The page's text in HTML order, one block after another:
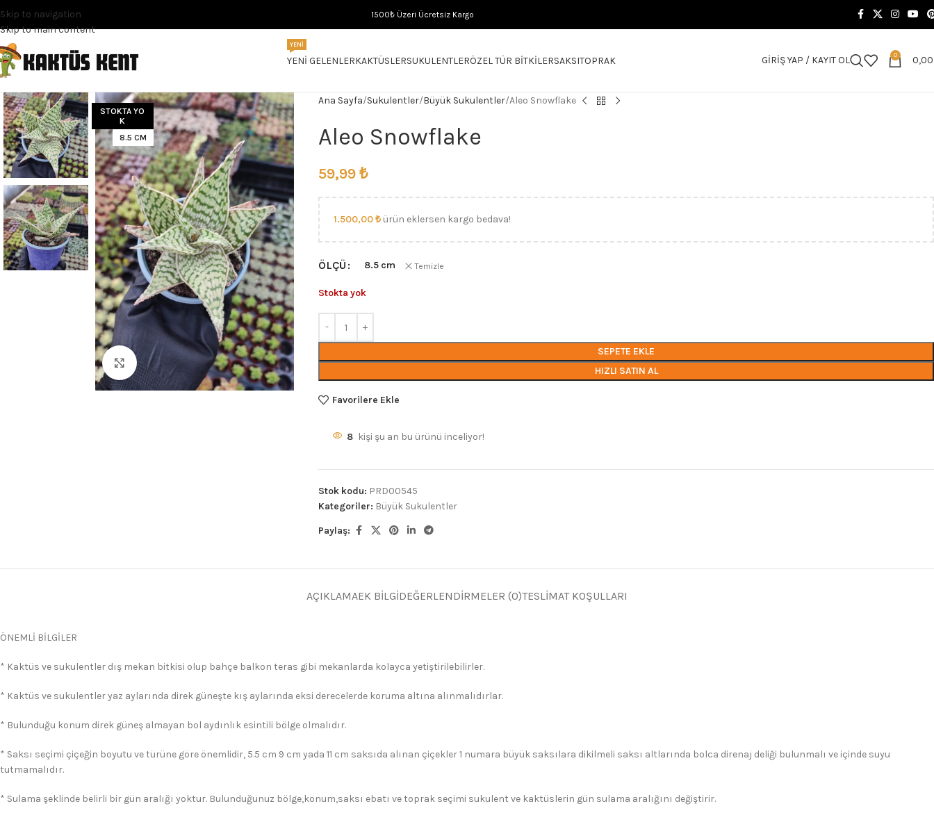
Skip to navigation
Skip to main content
1500₺ Üzeri Ücretsiz Kargo
YENI GELENLER
YENI
KAKTÜSLERSUKULENTLERÖZEL TÜR BITKILERSAKSITOPRAK GIRIŞ YAP / KAYIT OL 0
STOKTA YO
K
8.5 CM
Click to enlarge
Ana Sayfa Sukulentler Büyük Sukulentler Aleo Snowflake
Aleo Snowflake
59,99 ₺
1.500,00₺ ürün eklersen kargo bedava!
ÖLÇÜ 8.5 cm Temizle
Stokta yok
SEPETE EKLE
HIZLI SATIN AL
Favorilere Ekle
8 kişi şu an bu ürünü inceliyor!
Stok kodu: PRD00545
Kategoriler: Büyük Sukulentler
Paylaş:
AÇIKLAMAEK BILGIDEĞERLENDIRMELER (0)TESLIMAT KOŞULLARI
ÖNEMLİ BİLGİLER
* Kaktüs ve sukulentler dış mekan bitkisi olup bahçe balkon teras gibi mekanlarda kolayca yetiştirilebilirler.
* Kaktüs ve sukulentler yaz aylarında direk güneşte kış aylarında eksi derecelerde koruma altına alınmalıdırlar.
* Bulunduğu konum direk güneş almayan bol aydınlık esintili bölge olmalıdır.
* Saksı seçimi çiçeğin boyutu ve türüne göre önemlidir, 5.5 cm 9 cm yada 11 cm saksıda alınan çiçekler 1 numara büyük saksılara dikilmeli saksı altlarında bolca direnaj deliği bulunmalı ve içinde suyu
tutmamalıdır.
* Sulama şeklinde belirli bir gün aralığı yoktur. Bulunduğunuz bölge,konum,saksı ebatı ve toprak seçimi sukulent ve kaktüslerin gün sulama aralığını değiştirir.